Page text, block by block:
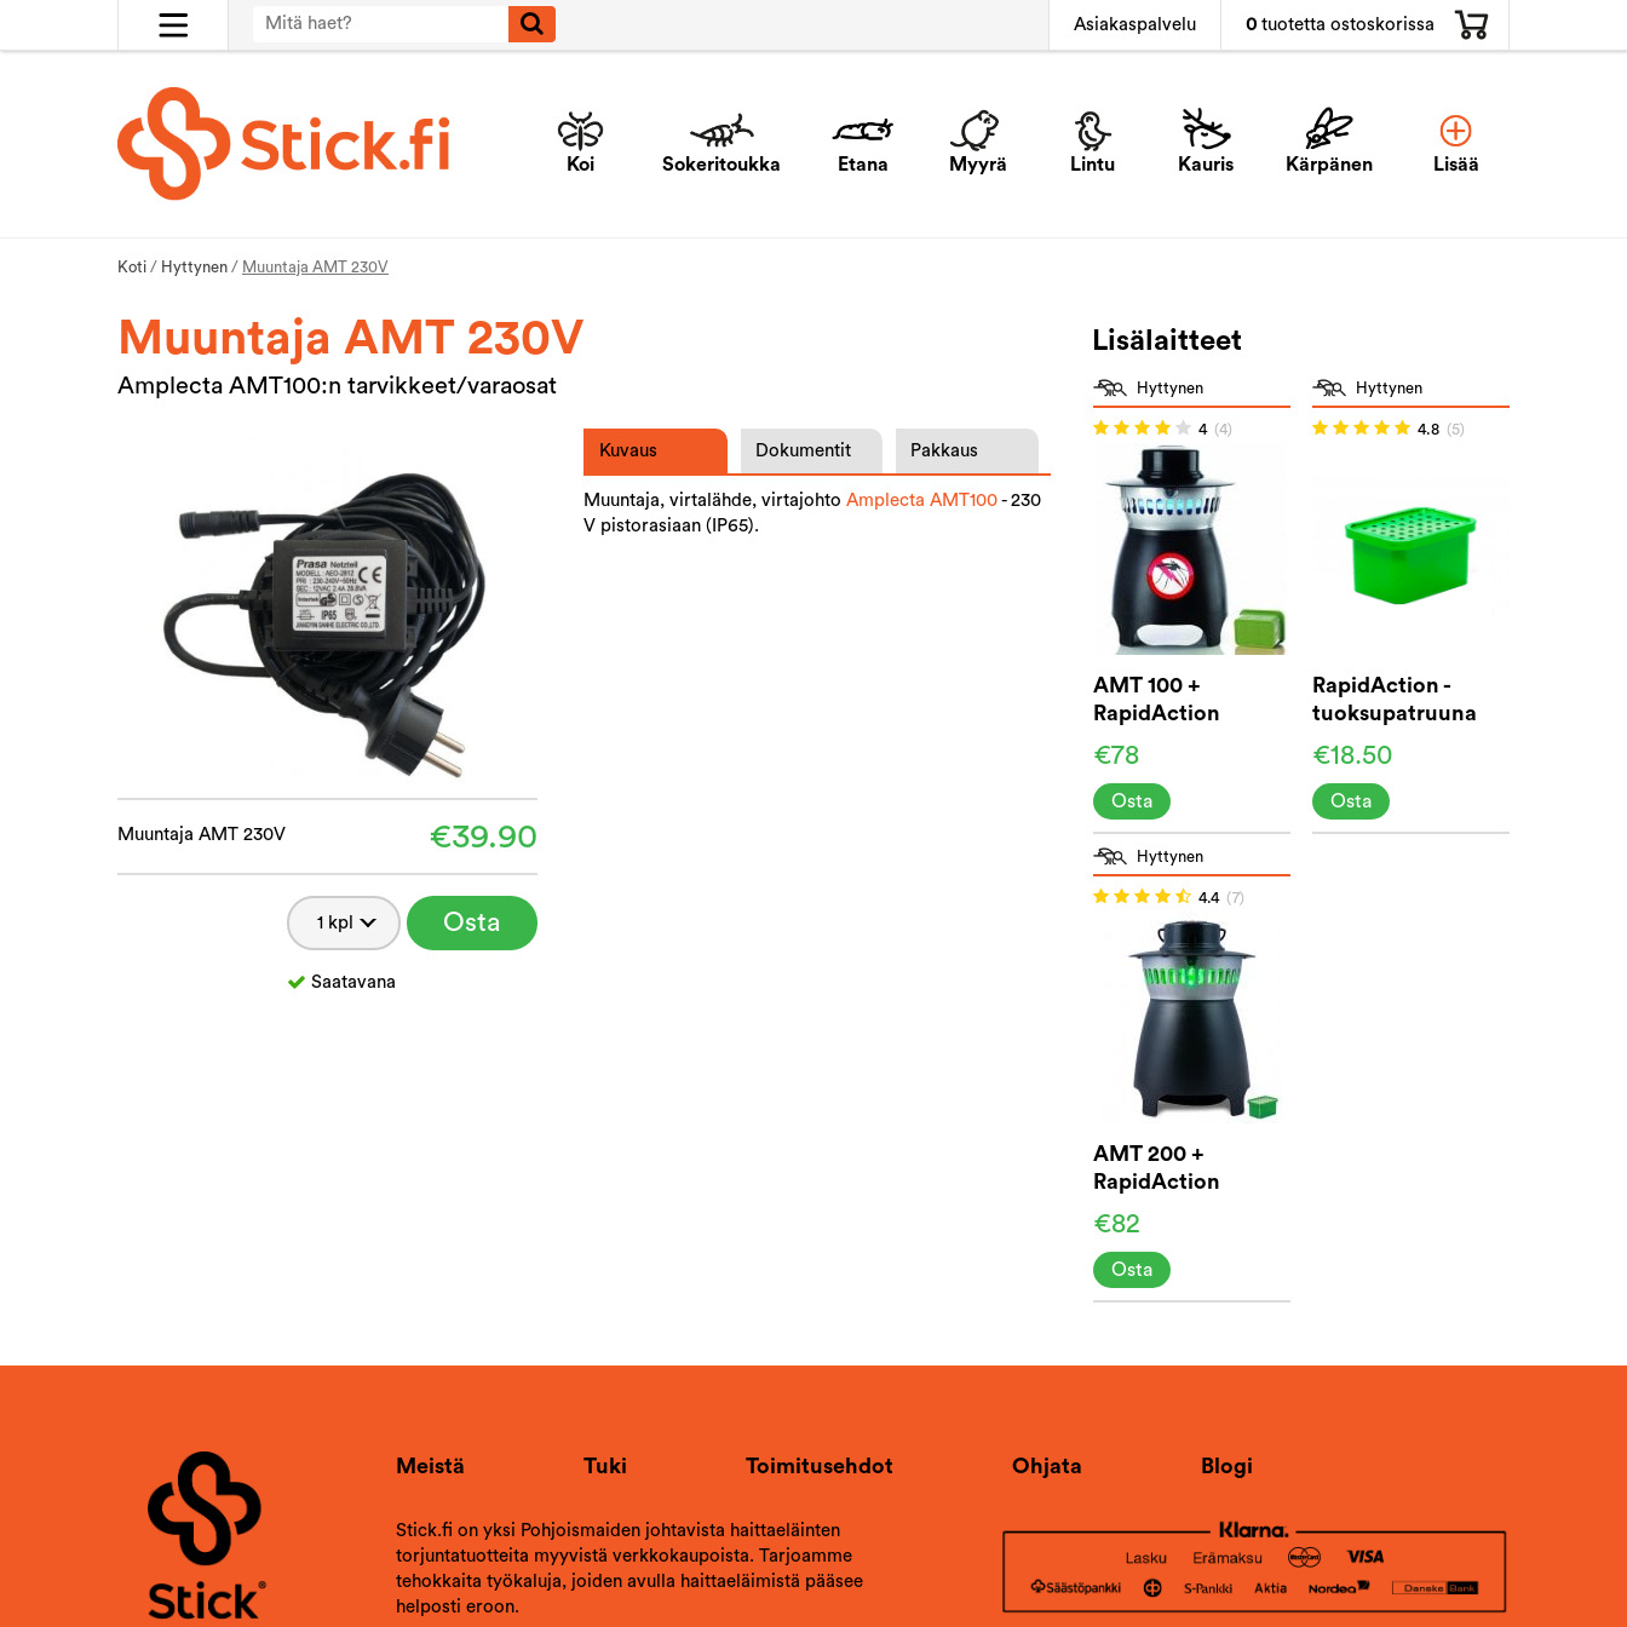
Asiakaspalvelu 0 tuotetta ostoskorissa
Koi Sokeritoukka Etana Myyrä Lintu Kauris Kärpänen Lisää
Koti / Hyttynen / Muuntaja AMT 230V
Muuntaja AMT 230V
Amplecta AMT100:n tarvikkeet/varaosat
Muuntaja AMT 230V €39.90
Osta
Saatavana
Kuvaus Dokumentit Pakkaus
Muuntaja, virtalähde, virtajohtoAmplecta AMT100 - 230
V pistorasiaan (IP65).
Lisälaitteet
Hyttynen
4 (4)
AMT 100 +
RapidAction
€78
Osta
Hyttynen
4.8 (5)
RapidAction -
tuoksupatruuna
[vihreä]
€18.50
Osta
Hyttynen
4.4 (7)
AMT 200 +
RapidAction
€82
Osta
Meistä Tuki Toimitusehdot Ohjata Blogi
Stick.fi on yksi Pohjoismaiden johtavista haittaeläinten
torjuntatuotteita myyvistä verkkokaupoista. Tarjoamme
tehokkaita työkaluja, joiden avulla haittaeläimistä pääsee
helposti eroon.